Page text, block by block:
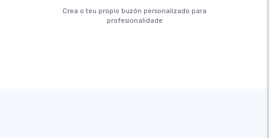
Crea o teu propio buzón personalizado para
profesionalidade